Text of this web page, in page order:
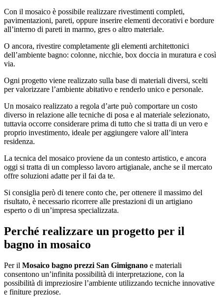
Con il mosaico è possibile realizzare rivestimenti completi,
pavimentazioni, pareti, oppure inserire elementi decorativi e bordure
all’interno di pareti in marmo, gres o altro materiale.
O ancora, rivestire completamente gli elementi architettonici
dell’ambiente bagno: colonne, nicchie, box doccia in muratura e così
via.
Ogni progetto viene realizzato sulla base di materiali diversi, scelti
per valorizzare l’ambiente abitativo e renderlo unico e personale.
Un mosaico realizzato a regola d’arte può comportare un costo
diverso in relazione alle tecniche di posa e al materiale selezionato,
tuttavia occorre considerare prima di tutto che si tratta di un vero e
proprio investimento, ideale per aggiungere valore all’intera
residenza.
La tecnica del mosaico proviene da un contesto artistico, e ancora
oggi si tratta di un complesso lavoro artigianale, anche se il mercato
offre soluzioni adatte per il fai da te.
Si consiglia però di tenere conto che, per ottenere il massimo del
risultato, è necessario ricorrere alle prestazioni di un artigiano
esperto o di un’impresa specializzata.
Perché realizzare un progetto per il
bagno in mosaico
Per il Mosaico bagno prezzi San Gimignano e materiali
consentono un’infinita possibilità di interpretazione, con la
possibilità di impreziosire l’ambiente utilizzando tecniche innovative
e finiture preziose.